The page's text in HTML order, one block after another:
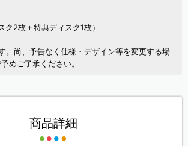
2枚＋特典ディスク1枚）
。尚、予告なく仕様・デザイン等を変更する場
めご了承ください。
商品詳細